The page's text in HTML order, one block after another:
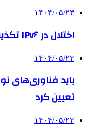
۱۴۰۴/۰۵/۲۳
اختلال در IPv۶ تکذیب شد
۱۴۰۴/۰۵/۲۲
باید فناوری‌های
تعیین کرد
۱۴۰۴/۰۵/۲۲